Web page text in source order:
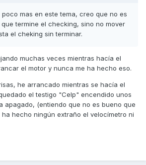
mas en este tema, creo que no es
termine el checking, sino no mover
el cheking sin terminar.
muchas veces mientras hacía el
el motor y nunca me ha hecho eso.
he arrancado mientras se hacía el
el testigo "Celp" encendido unos
apagado, (entiendo que no es bueno que
hecho ningún extraño el velocímetro ni